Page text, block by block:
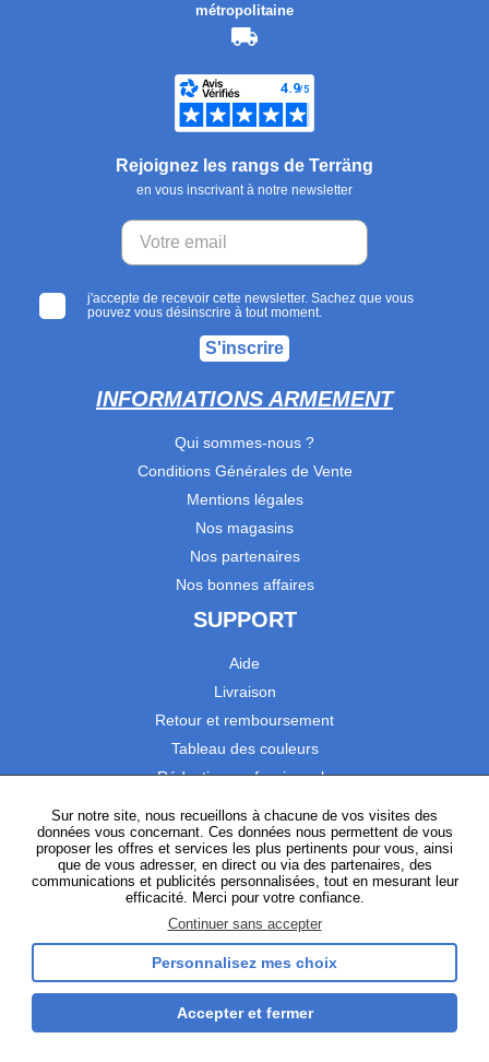
métropolitaine
Rejoignez les rangs de Terräng
en vous inscrivant à notre newsletter
j'accepte de recevoir cette newsletter. Sachez que vous
pouvez vous désinscrire à tout moment.
S'inscrire
INFORMATIONS ARMEMENT
Qui sommes-nous ?
Conditions Générales de Vente
Mentions légales
Nos magasins
Nos partenaires
Nos bonnes affaires
SUPPORT
Aide
Livraison
Retour et remboursement
Tableau des couleurs
Réduction professionnels
Satisfaction Clients
SUIVEZ-NOUS
InstagramTikTokFacebookYouTubeLinkedIn
Sur notre site, nous recueillons à chacune de vos visites des
données vous concernant. Ces données nous permettent de vous
proposer les offres et services les plus pertinents pour vous, ainsi
que de vous adresser, en direct ou via des partenaires, des
communications et publicités personnalisées, tout en mesurant leur
efficacité. Merci pour votre confiance.
Continuer sans accepter
Personnalisez mes choix
Accepter et fermer